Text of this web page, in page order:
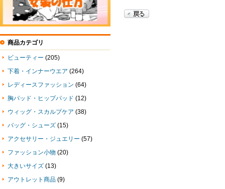
商品カテゴリ
ビューティー (205)
下着・インナーウエア (264)
レディースファッション (64)
胸パッド・ヒップパッド (12)
ウィッグ・スカルプケア (38)
バッグ・シューズ (15)
アクセサリー・ジュエリー (57)
ファッション小物 (20)
大きいサイズ (13)
アウトレット商品 (9)